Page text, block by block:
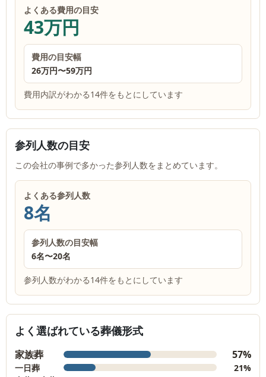
よくある費用の目安
43万円
費用の目安幅
26万円〜59万円
費用内訳がわかる14件をもとにしています
参列人数の目安
この会社の事例で多かった参列人数をまとめています。
よくある参列人数
8名
参列人数の目安幅
6名〜20名
参列人数がわかる14件をもとにしています
よく選ばれている葬儀形式
家族葬 57%
一日葬
21%